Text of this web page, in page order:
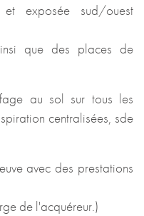
exposée sud/ouest
que des places de
au sol sur tous les
centralisées, sde
avec des prestations
de l'acquéreur.)